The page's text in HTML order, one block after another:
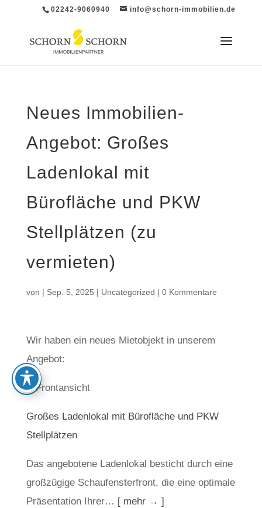
02242-9060940 info@schorn-immobilien.de
Neues Immobilien-
Angebot: Großes
Ladenlokal mit
Bürofläche und PKW
Stellplätzen (zu
vermieten)
von | Sep. 5, 2025 | Uncategorized | 0 Kommentare
Wir haben ein neues Mietobjekt in unserem
Angebot:
Großes Ladenlokal mit Bürofläche und PKW
Stellplätzen
Das angebotene Ladenlokal besticht durch eine
großzügige Schaufensterfront, die eine optimale
Präsentation Ihrer… [ mehr → ]